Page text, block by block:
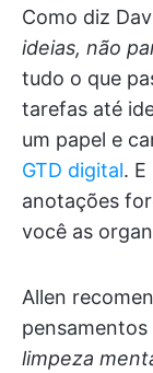
Como diz
ideias, não
tudo o que
tarefas até
um papel e
GTD digital.
anotações
você as
Allen
limpeza